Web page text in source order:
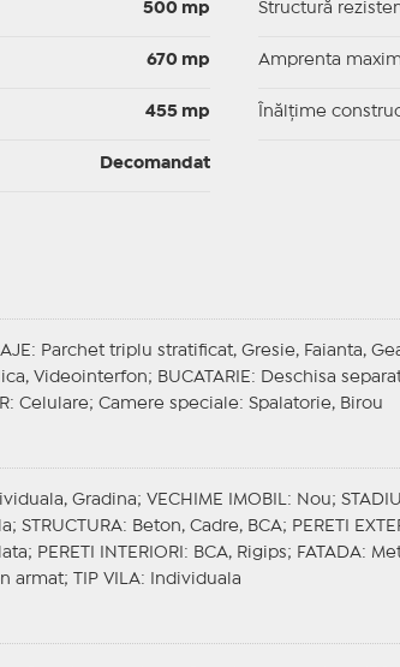
500 mp
670 mp
455 mp
Decomandat
Structură
Amprenta
Înălțime
: Parchet triplu stratificat, Gresie, Faianta,
Videointerfon; BUCATARIE : Deschisa
: Celulare; Camere speciale: Spalatorie, Birou
Gradina; VECHIME IMOBIL : Nou;
STRUCTURA: Beton, Cadre, BCA; PERETI
PERETI INTERIORI : BCA, Rigips; FATADA:
armat; TIP VILA: Individuala